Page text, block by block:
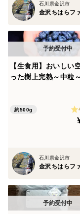
石川県金沢市玉鉾3-
ＴＥＬ076-291-9683
製造者：ケーキハ
石川県金沢市福増
石川県金沢市
金沢ちはらフ
【生食用】おいしい
った樹上完熟～中粒
約500g
石川県金沢市
金沢ちはらフ